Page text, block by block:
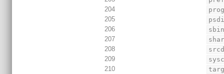
204
205
206
207
208
209
210